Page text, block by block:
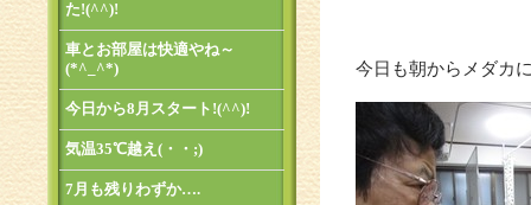
今日も朝からメダカ
た!(^^)!
車とお部屋は快適やね～
(*^_^*)
今日から8月スタート!(^^)!
気温35℃越え(・・;)
7月も残りわずか….